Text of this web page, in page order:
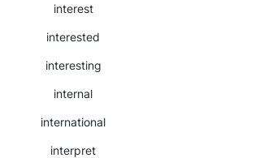
interest
interested
interesting
internal
international
interpret